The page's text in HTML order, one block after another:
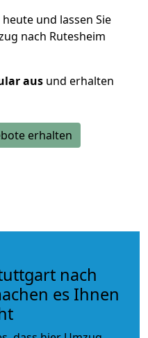
und lassen Sie
nach Rutesheim
aus und erhalten
erhalten
nach
es Ihnen